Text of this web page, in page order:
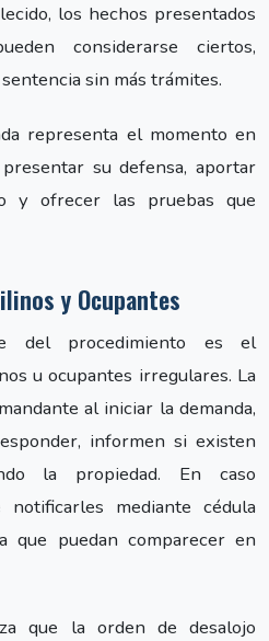
los hechos presentados
considerarse ciertos,
sin más trámites.
representa el momento en
su defensa, aportar
y ofrecer las pruebas que
y Ocupantes
del procedimiento es el
u ocupantes irregulares. La
al iniciar la demanda,
informen si existen
la propiedad. En caso
mediante cédula
que puedan comparecer en
que la orden de desalojo